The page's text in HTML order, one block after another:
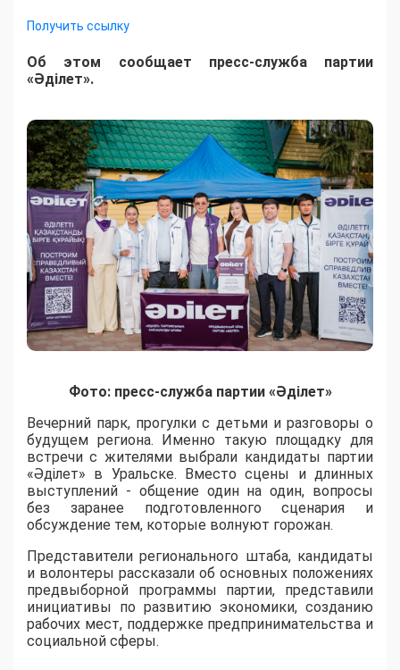
Получить ссылку
Об этом сообщает пресс-служба партии
«Әділет».
Фото: пресс-служба партии «Әділет»
Вечерний парк, прогулки с детьми и разговоры о
будущем региона. Именно такую площадку для
встречи с жителями выбрали кандидаты партии
«Әділет» в Уральске. Вместо сцены и длинных
выступлений - общение один на один, вопросы
без заранее подготовленного сценария и
обсуждение тем, которые волнуют горожан.
Представители регионального штаба, кандидаты
и волонтеры рассказали об основных положениях
предвыборной программы партии, представили
инициативы по развитию экономики, созданию
рабочих мест, поддержке предпринимательства и
социальной сферы.